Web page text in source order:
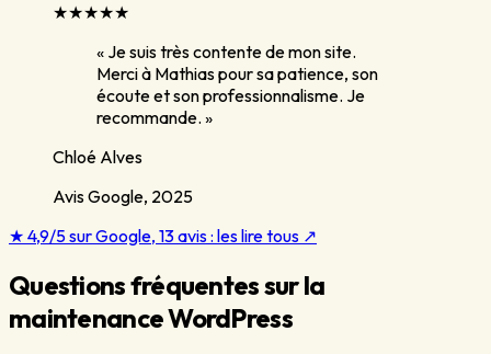
★★★★★
« Je suis très contente de mon site.
Merci à Mathias pour sa patience, son
écoute et son professionnalisme. Je
recommande. »
Chloé Alves
Avis Google, 2025
★ 4,9/5 sur Google, 13avis : les lire tous ↗
Questions fréquentes sur la
maintenance WordPress